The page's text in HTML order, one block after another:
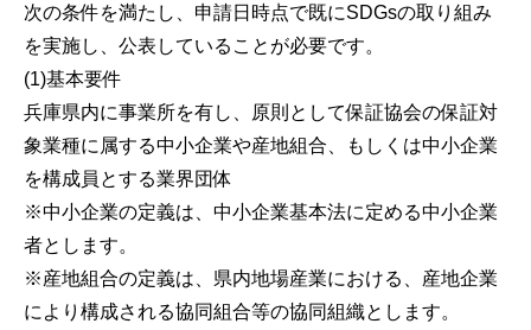
次の条件を満たし、申請日時点で既にSDGsの取り組み
を実施し、公表していることが必要です。
(1)基本要件
兵庫県内に事業所を有し、原則として保証協会の保証対
象業種に属する中小企業や産地組合、もしくは中小企業
を構成員とする業界団体
※中小企業の定義は、中小企業基本法に定める中小企業
者とします。
※産地組合の定義は、県内地場産業における、産地企業
により構成される協同組合等の協同組織とします。